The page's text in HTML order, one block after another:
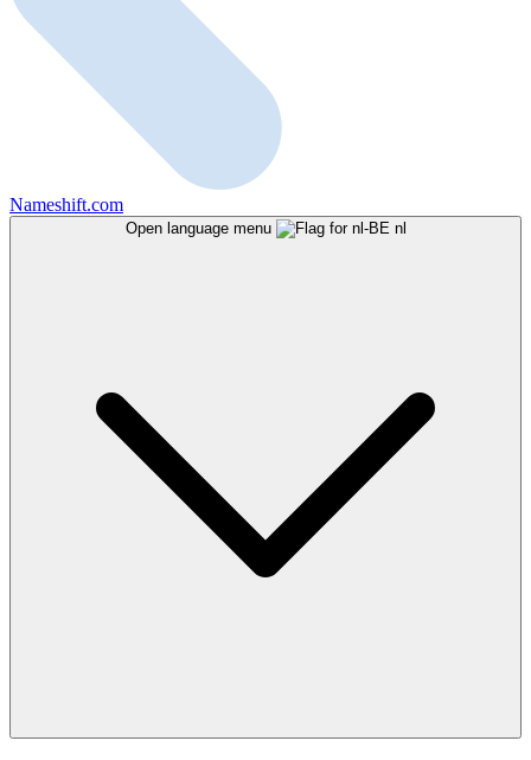
Nameshift.com
Open language menu nl